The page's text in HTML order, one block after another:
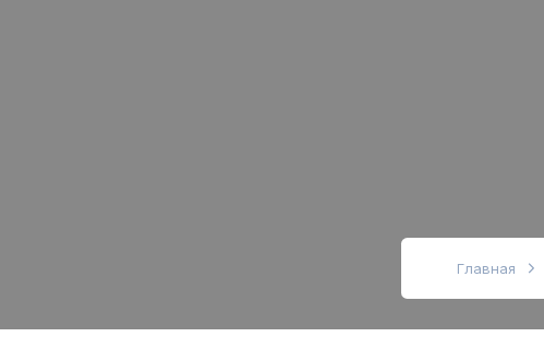
Главная